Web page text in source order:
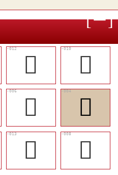
󵛗
󵛖
𧟹
󵛔
󵛘
𪉲